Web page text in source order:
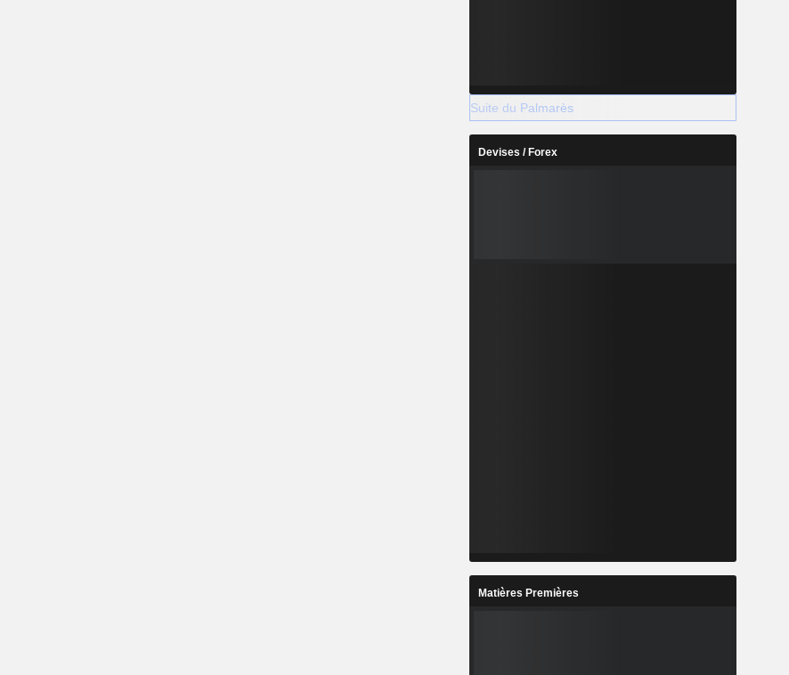
Suite du Palmarès
Devises / Forex
Matières Premières